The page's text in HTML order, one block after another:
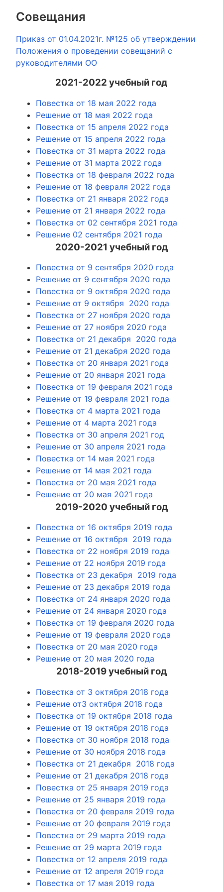
Совещания
Приказ от 01.04.2021г. №125 об утверждении
Положения о проведении совещаний с
руководителями ОО
2021-2022 учебный год
Повестка от 18 мая 2022 года
Решение от 18 мая 2022 года
Повестка от 15 апреля 2022 года
Решение от 15 апреля 2022 года
Повестка от 31 марта 2022 года
Решение от 31 марта 2022 года
Повестка от 18 февраля 2022 года
Решение от 18 февраля 2022 года
Повестка от 21 января 2022 года
Решение от 21 января 2022 года
Повестка от 02 сентября 2021 года
Решение 02 сентября 2021 года
2020-2021 учебный год
Повестка от 9 сентября 2020 года
Решение от 9 сентября 2020 года
Повестка от 9 октября 2020 года
Решение от 9 октября 2020 года
Повестка от 27 ноября 2020 года
Решение от 27 ноября 2020 года
Повестка от 21 декабря 2020 года
Решение от 21 декабря 2020 года
Повестка от 20 января 2021 года
Решение от 20 января 2021 года
Повестка от 19 февраля 2021 года
Решение от 19 февраля 2021 года
Повестка от 4 марта 2021 года
Решение от 4 марта 2021 года
Повестка от 30 апреля 2021 год
Решение от 30 апреля 2021 года
Повестка от 14 мая 2021 года
Решение от 14 мая 2021 года
Повестка от 20 мая 2021 года
Решение от 20 мая 2021 года
2019-2020 учебный год
Повестка от 16 октября 2019 года
Решение от 16 октября 2019 года
Повестка от 22 ноября 2019 года
Решение от 22 ноября 2019 года
Повестка от 23 декабря 2019 года
Решение от 23 декабря 2019 года
Повестка от 24 января 2020 года
Решение от 24 января 2020 года
Повестка от 19 февраля 2020 года
Решение от 19 февраля 2020 года
Повестка от 20 мая 2020 года
Решение от 20 мая 2020 года
2018-2019 учебный год
Повестка от 3 октября 2018 года
Решение от3 октября 2018 года
Повестка от 19 октября 2018 года
Решение от 19 октября 2018 года
Повестка от 30 ноября 2018 года
Решение от 30 ноября 2018 года
Повестка от 21 декабря 2018 года
Решение от 21 декабря 2018 года
Повестка от 25 января 2019 года
Решение от 25 января 2019 года
Повестка от 20 февраля 2019 года
Решение от 20 февраля 2019 года
Повестка от 29 марта 2019 года
Решение от 29 марта 2019 года
Повестка от 12 апреля 2019 года
Решение от 12 апреля 2019 года
Повестка от 17 мая 2019 года